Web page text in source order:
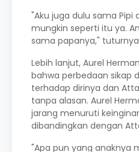
"Aku juga dulu sama Pipi
mungkin seperti itu ya.
sama papanya,"
Lebih lanjut, Aurel
bahwa perbedaan sikap
terhadap dirinya dan
tanpa alasan. Aurel
jarang menuruti
dibandingkan dengan
"Apa pun yang anaknya